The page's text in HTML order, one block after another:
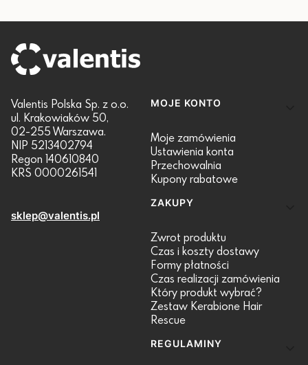
Valentis Polska Sp. z o.o.
ul. Krakowiaków 50,
02-255 Warszawa.
NIP 5213402794
Regon 140610840
KRS 0000261541
sklep@valentis.pl
Linki w stopce
MOJE KONTO
Moje zamówienia
Ustawienia konta
Przechowalnia
Kupony rabatowe
ZAKUPY
Zwrot produktu
Czas i koszty dostawy
Formy płatności
Czas realizacji zamówienia
Który produkt wybrać?
Zestaw Kerabione Hair
Rescue
REGULAMINY